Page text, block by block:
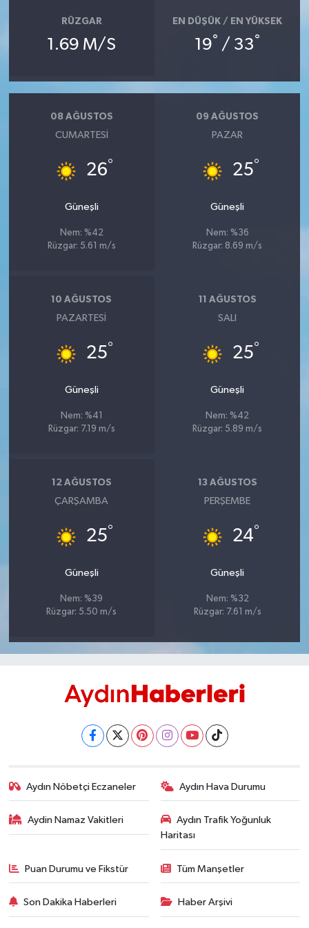
RÜZGAR
1.69 M/S
EN DÜŞÜK / EN YÜKSEK
19° / 33°
08 AĞUSTOS
CUMARTESI
26°
Güneşli
Nem: %42
Rüzgar: 5.61 m/s
09 AĞUSTOS
PAZAR
25°
Güneşli
Nem: %36
Rüzgar: 8.69 m/s
10 AĞUSTOS
PAZARTESI
25°
Güneşli
Nem: %41
Rüzgar: 7.19 m/s
11 AĞUSTOS
SALI
25°
Güneşli
Nem: %42
Rüzgar: 5.89 m/s
12 AĞUSTOS
ÇARŞAMBA
25°
Güneşli
Nem: %39
Rüzgar: 5.50 m/s
13 AĞUSTOS
PERŞEMBE
24°
Güneşli
Nem: %32
Rüzgar: 7.61 m/s
Aydın Nöbetçi Eczaneler Aydın Hava Durumu
Aydin Namaz Vakitleri
Aydın Trafik Yoğunluk
Haritası
Puan Durumu ve Fikstür Tüm Manşetler
Son Dakika Haberleri Haber Arşivi
AFYON
AYDIN
İZMİR
MANİSA
UŞAK
YURT